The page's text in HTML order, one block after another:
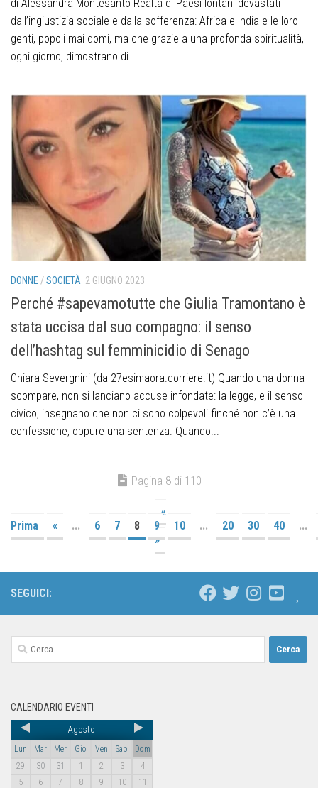
di Alessandra Montesanto Realtà di Paesi lontani devastati
dall’ingiustizia sociale e dalla sofferenza: Africa e India e le loro
genti, popoli mai domi, ma che grazie a una profonda spiritualità,
ogni giorno, dimostrano di...
DONNE /SOCIETÀ 2 GIUGNO 2023
Perché #sapevamotutte che Giulia Tramontano è
stata uccisa dal suo compagno: il senso
dell’hashtag sul femminicidio di Senago
Chiara Severgnini (da 27esimaora.corriere.it) Quando una donna
scompare, non si lanciano accuse infondate: la legge, e il senso
civico, insegnano che non ci sono colpevoli finché non c’è una
confessione, oppure una sentenza. Quando...
Pagina 8 di 110
«
Prima
« ... 6 7 8 9 10 ... 20 30 40
...
»
SEGUICI:
CALENDARIO EVENTI
Agosto
Lun Mar Mer Gio Ven Sab
Dom
29
30 31 1 2 3
4
5
6 7 8 9 10
11